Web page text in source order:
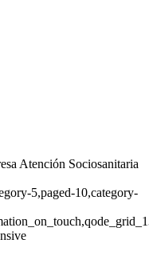
Atención Sociosanitaria
5,paged-10,category-